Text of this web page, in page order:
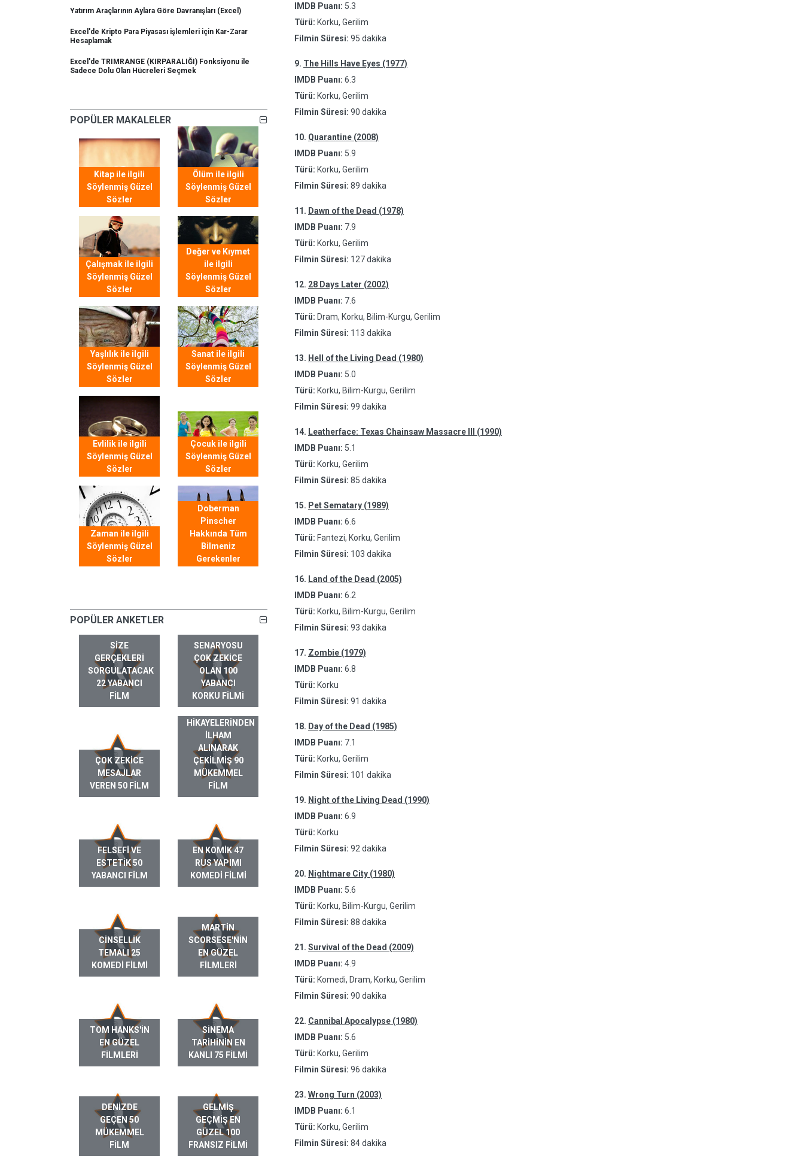
Yatırım Araçlarının Aylara Göre Davranışları (Excel)
Excel'de Kripto Para Piyasası işlemleri için Kar-Zarar
Hesaplamak
Excel'de TRIMRANGE (KIRPARALIĞI) Fonksiyonu ile
Sadece Dolu Olan Hücreleri Seçmek
POPÜLER MAKALELER
Kitap ile ilgili
Söylenmiş Güzel
Sözler
Ölüm ile ilgili
Söylenmiş Güzel
Sözler
Çalışmak ile ilgili
Söylenmiş Güzel
Sözler
Değer ve Kıymet
ile ilgili
Söylenmiş Güzel
Sözler
Yaşlılık ile ilgili
Söylenmiş Güzel
Sözler
Sanat ile ilgili
Söylenmiş Güzel
Sözler
Evlilik ile ilgili
Söylenmiş Güzel
Sözler
Çocuk ile ilgili
Söylenmiş Güzel
Sözler
Zaman ile ilgili
Söylenmiş Güzel
Sözler
Doberman
Pinscher
Hakkında Tüm
Bilmeniz
Gerekenler
POPÜLER ANKETLER
SIZE
GERÇEKLERI
SORGULATACAK
22 YABANCI
FILM
SENARYOSU
ÇOK ZEKICE
OLAN 100
YABANCI
KORKU FILMI
ÇOK ZEKICE
MESAJLAR
VEREN 50 FILM
GERÇEK HAYAT
HIKAYELERINDEN
ILHAM
ALINARAK
ÇEKILMIŞ 90
MÜKEMMEL
FILM
FELSEFI VE
ESTETIK 50
YABANCI FILM
EN KOMIK 47
RUS YAPIMI
KOMEDI FILMI
CINSELLIK
TEMALI 25
KOMEDI FILMI
MARTIN
SCORSESE'NIN
EN GÜZEL
FILMLERI
TOM HANKS'IN
EN GÜZEL
FILMLERI
SINEMA
TARIHININ EN
KANLI 75 FILMI
DENIZDE
GEÇEN 50
MÜKEMMEL
FILM
GELMIŞ
GEÇMIŞ EN
GÜZEL 100
FRANSIZ FILMI
IMDB Puanı: 5.3
Türü: Korku, Gerilim
Filmin Süresi: 95 dakika
9. The Hills Have Eyes (1977)
IMDB Puanı: 6.3
Türü: Korku, Gerilim
Filmin Süresi: 90 dakika
10. Quarantine (2008)
IMDB Puanı: 5.9
Türü: Korku, Gerilim
Filmin Süresi: 89 dakika
11. Dawn of the Dead (1978)
IMDB Puanı: 7.9
Türü: Korku, Gerilim
Filmin Süresi: 127 dakika
12. 28 Days Later (2002)
IMDB Puanı: 7.6
Türü: Dram, Korku, Bilim-Kurgu, Gerilim
Filmin Süresi: 113 dakika
13. Hell of the Living Dead (1980)
IMDB Puanı: 5.0
Türü: Korku, Bilim-Kurgu, Gerilim
Filmin Süresi: 99 dakika
14. Leatherface: Texas Chainsaw Massacre III (1990)
IMDB Puanı: 5.1
Türü: Korku, Gerilim
Filmin Süresi: 85 dakika
15. Pet Sematary (1989)
IMDB Puanı: 6.6
Türü: Fantezi, Korku, Gerilim
Filmin Süresi: 103 dakika
16. Land of the Dead (2005)
IMDB Puanı: 6.2
Türü: Korku, Bilim-Kurgu, Gerilim
Filmin Süresi: 93 dakika
17. Zombie (1979)
IMDB Puanı: 6.8
Türü: Korku
Filmin Süresi: 91 dakika
18. Day of the Dead (1985)
IMDB Puanı: 7.1
Türü: Korku, Gerilim
Filmin Süresi: 101 dakika
19. Night of the Living Dead (1990)
IMDB Puanı: 6.9
Türü: Korku
Filmin Süresi: 92 dakika
20. Nightmare City (1980)
IMDB Puanı: 5.6
Türü: Korku, Bilim-Kurgu, Gerilim
Filmin Süresi: 88 dakika
21. Survival of the Dead (2009)
IMDB Puanı: 4.9
Türü: Komedi, Dram, Korku, Gerilim
Filmin Süresi: 90 dakika
22. Cannibal Apocalypse (1980)
IMDB Puanı: 5.6
Türü: Korku, Gerilim
Filmin Süresi: 96 dakika
23. Wrong Turn (2003)
IMDB Puanı: 6.1
Türü: Korku, Gerilim
Filmin Süresi: 84 dakika